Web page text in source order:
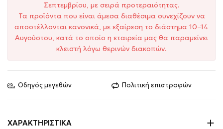
Σεπτεμβρίου, με σειρά προτεραιότητας.
Τα προϊόντα που είναι άμεσα διαθέσιμα συνεχίζουν να
αποστέλλονται κανονικά, με εξαίρεση το διάστημα 10–14
Αυγούστου, κατά το οποίο η εταιρεία μας θα παραμείνει
κλειστή λόγω θερινών διακοπών.
Οδηγός μεγεθών Πολιτική επιστροφών
ΧΑΡΑΚΤΗΡΙΣΤΙΚΆ